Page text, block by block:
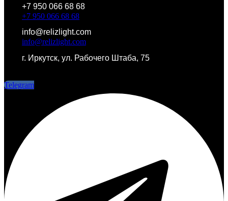
+7 950 066 68 68
+7 950 066 68 68
info@relizlight.com
info@relizlight.com
г. Иркутск, ул. Рабочего Штаба, 75
Telegram